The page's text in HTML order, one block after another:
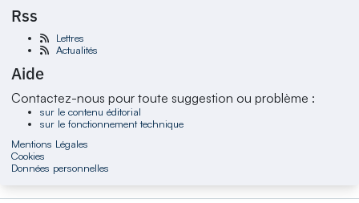
Rss
Lettres
Actualités
Aide
Contactez-nous pour toute suggestion ou problème :
sur le contenu éditorial
sur le fonctionnement technique
Mentions Légales
Cookies
Données personnelles